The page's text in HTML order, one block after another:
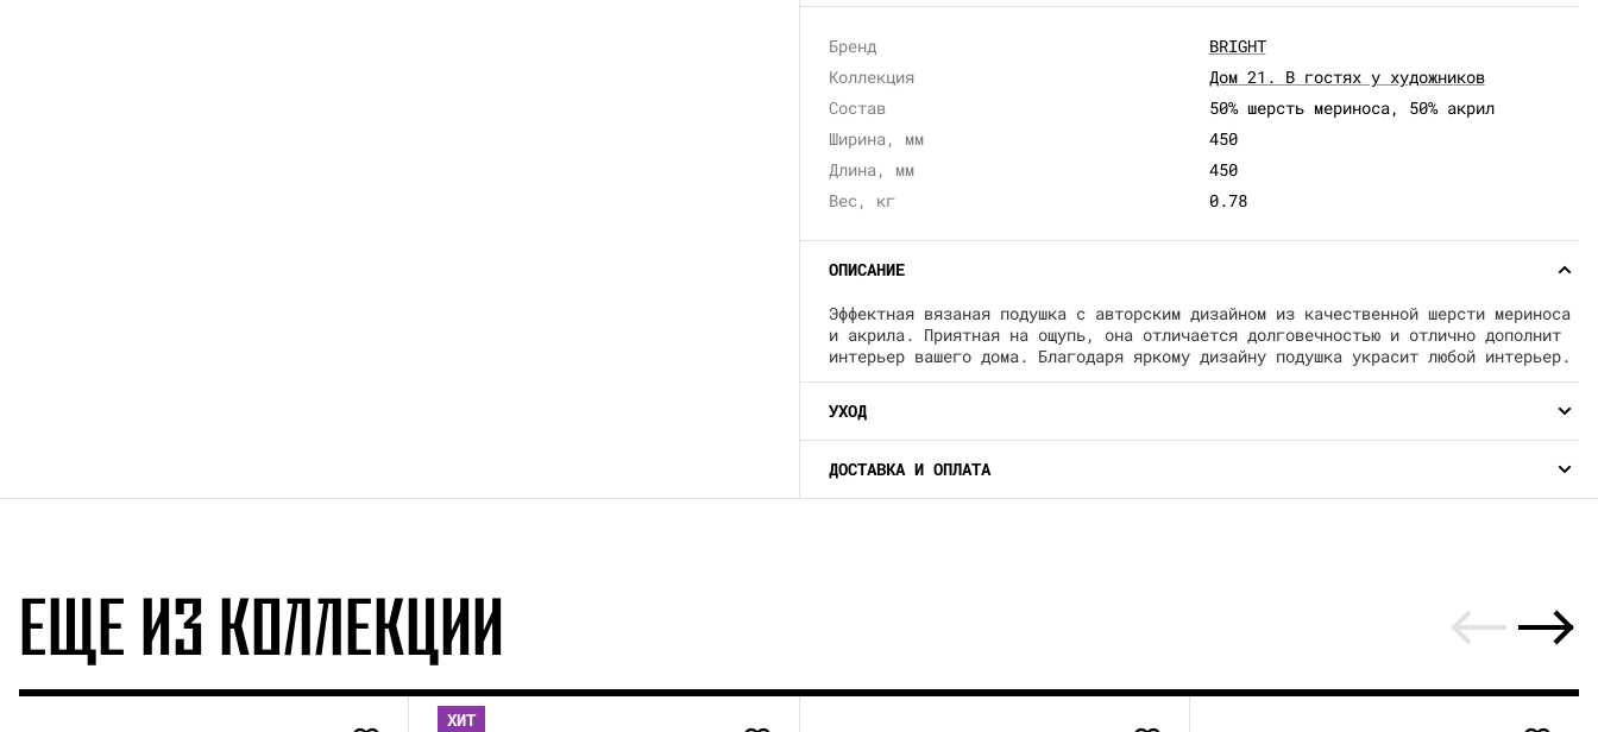
Бренд
BRIGHT
Коллекция
Дом 21. В гостях у художников
Состав
50% шерсть мериноса, 50% акрил
Ширина, мм
450
Длина, мм
450
Вес, кг
0.78
ОПИСАНИЕ
Эффектная вязаная подушка с авторским дизайном из качественной шерсти мериноса
и акрила. Приятная на ощупь, она отличается долговечностью и отлично дополнит
интерьер вашего дома. Благодаря яркому дизайну подушка украсит любой интерьер.
УХОД
ДОСТАВКА И ОПЛАТА
ЕЩЕ ИЗ КОЛЛЕКЦИИ
ХИТ